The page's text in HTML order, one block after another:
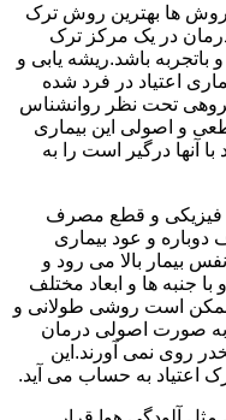
روش ها بهترین روش ترک
در یک مرکز ترک
باشد.ریشه یابی و
اعتیاد در فرد شده
تحت نظر روانشناس
و اصولی این بیماری
آنها درگیر است را به
فیزیکی و قطع مصرف
دوباره و عود بیماری
بیمار بالا می رود و
جنبه ها و ابعاد مختلف
است روشی طولانی و
به صورت اصولی درمان
روی نمی آورند.این
اعتیاد به حساب می آید.